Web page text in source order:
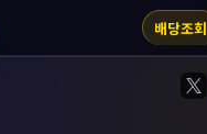
배당조회